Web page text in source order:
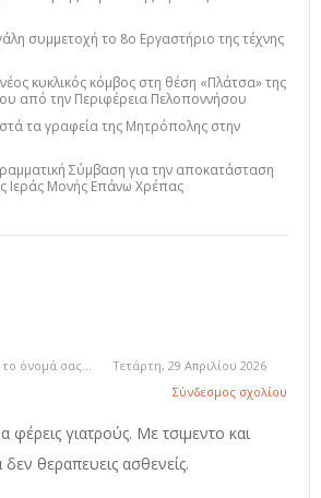
συμμετοχή το 8ο Εργαστήριο της τέχνης
κυκλικός κόμβος στη θέση «Πλάτσα» της
από την Περιφέρεια Πελοποννήσου
τα γραφεία της Μητρόπολης στην
Σύμβαση για την αποκατάσταση
Ιεράς Μονής Επάνω Χρέπας
το όνομά σας...
Τετάρτη, 29 Απριλίου 2026
Σύνδεσμος σχολίου
φέρεις γιατρούς. Με τσιμεντο και
θεραπευεις ασθενείς.